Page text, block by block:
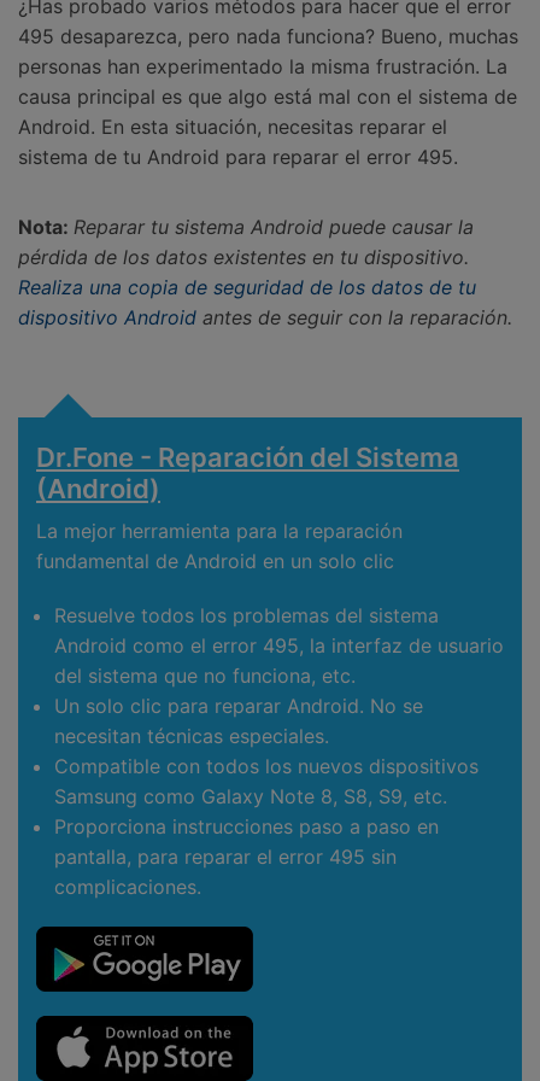
¿Has probado varios métodos para hacer que el error
495 desaparezca, pero nada funciona? Bueno, muchas
personas han experimentado la misma frustración. La
causa principal es que algo está mal con el sistema de
Android. En esta situación, necesitas reparar el
sistema de tu Android para reparar el error 495.
Nota: Reparar tu sistema Android puede causar la
pérdida de los datos existentes en tu dispositivo.
Realiza una copia de seguridad de los datos de tu
dispositivo Android antes de seguir con la reparación.
Dr.Fone - Reparación del Sistema
(Android)󠀲󠀡󠀡󠀣󠀠󠀧󠀨󠀦󠀥󠀳
La mejor herramienta para la reparación
fundamental de Android en un solo clic
Resuelve todos los problemas del sistema
Android como el error 495, la interfaz de usuario
del sistema que no funciona, etc.
Un solo clic para reparar Android. No se
necesitan técnicas especiales.
Compatible con todos los nuevos dispositivos
Samsung como Galaxy Note 8, S8, S9, etc.
Proporciona instrucciones paso a paso en
pantalla, para reparar el error 495 sin
complicaciones.